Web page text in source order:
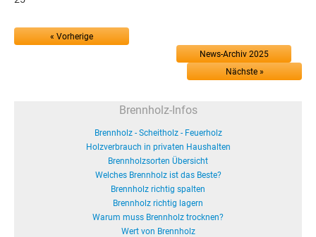
« Vorherige
News-Archiv 2025
Nächste »
Brennholz-Infos
Brennholz - Scheitholz - Feuerholz
Holzverbrauch in privaten Haushalten
Brennholzsorten Übersicht
Welches Brennholz ist das Beste?
Brennholz richtig spalten
Brennholz richtig lagern
Warum muss Brennholz trocknen?
Wert von Brennholz